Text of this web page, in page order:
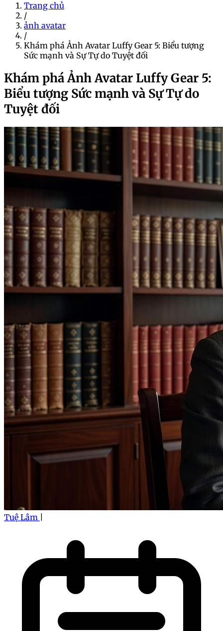
Trang chủ
/
ảnh avatar
/
Khám phá Ảnh Avatar Luffy Gear 5: Biểu tượng
Sức mạnh và Sự Tự do Tuyệt đối
Khám phá Ảnh Avatar Luffy Gear 5:
Biểu tượng Sức mạnh và Sự Tự do
Tuyệt đối
Tuệ Lâm